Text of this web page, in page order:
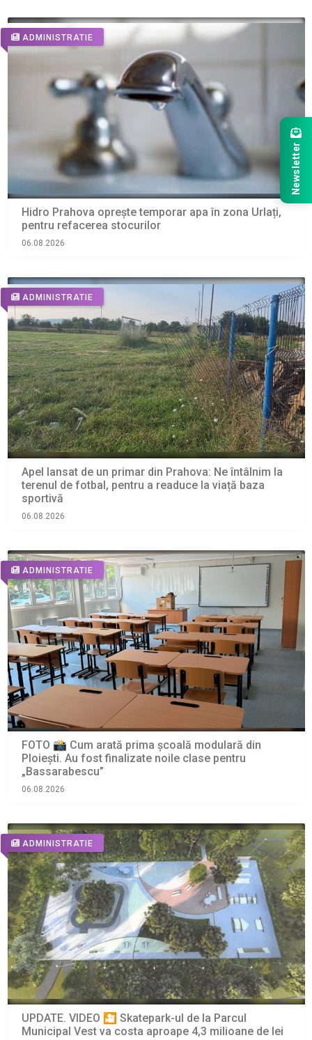
ADMINISTRATIE
Hidro Prahova oprește temporar apa în zona Urlați,
pentru refacerea stocurilor
06.08.2026
ADMINISTRATIE
Apel lansat de un primar din Prahova: Ne întâlnim la
terenul de fotbal, pentru a readuce la viață baza
sportivă
06.08.2026
ADMINISTRATIE
FOTO 📸 Cum arată prima școală modulară din
Ploiești. Au fost finalizate noile clase pentru
„Bassarabescu”
06.08.2026
ADMINISTRATIE
UPDATE. VIDEO 🎦 Skatepark-ul de la Parcul
Municipal Vest va costa aproape 4,3 milioane de lei
Newsletter